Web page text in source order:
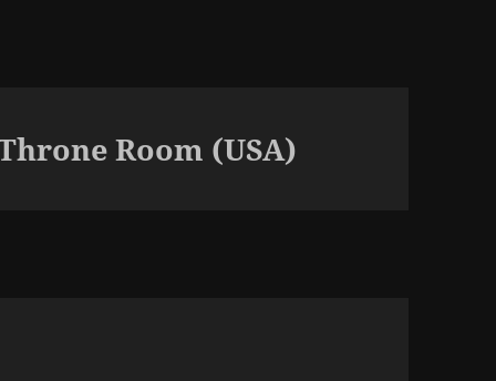
Room (USA)